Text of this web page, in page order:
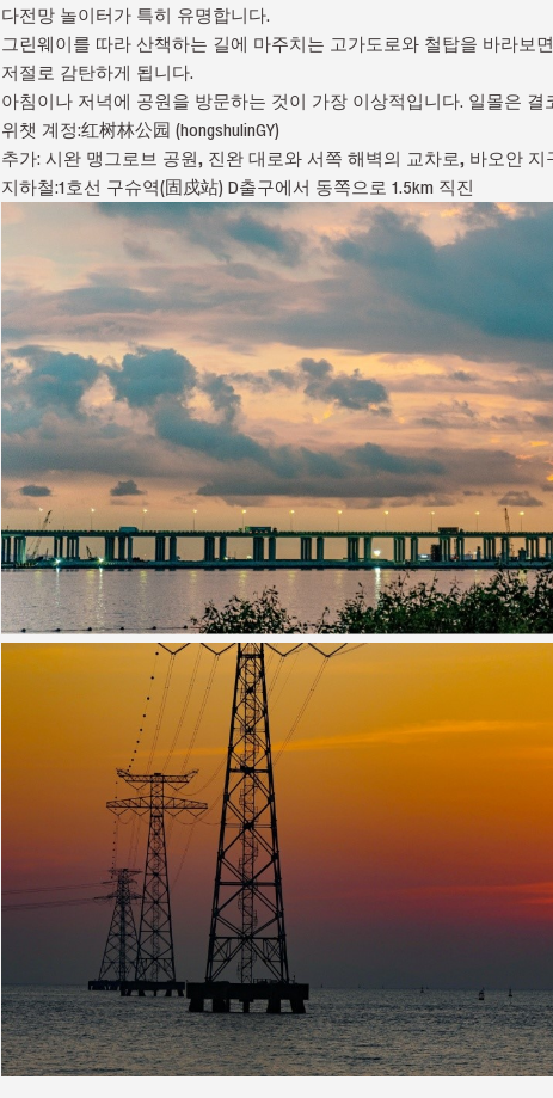
다전망 놀이터가 특히 유명합니다.
그린웨이를 따라 산책하는 길에 마주치는 고가도로와 철탑을 바라보
저절로 감탄하게 됩니다.
아침이나 저녁에 공원을 방문하는 것이 가장 이상적입니다. 일몰은
위챗 계정:红树林公园 (hongshulinGY)
추가: 시완 맹그로브 공원, 진완 대로와 서쪽 해벽의 교차로, 바오안
지하철:1호선 구슈역(固戍站) D출구에서 동쪽으로 1.5km 직진